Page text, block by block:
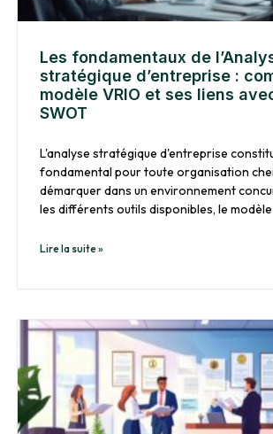
Les fondamentaux de
stratégique d’entreprise :
modèle VRIO et ses liens
SWOT
L'analyse stratégique d'entreprise
fondamental pour toute organisation
démarquer dans un environnement
les différents outils disponibles, le modèle
Lire la suite »